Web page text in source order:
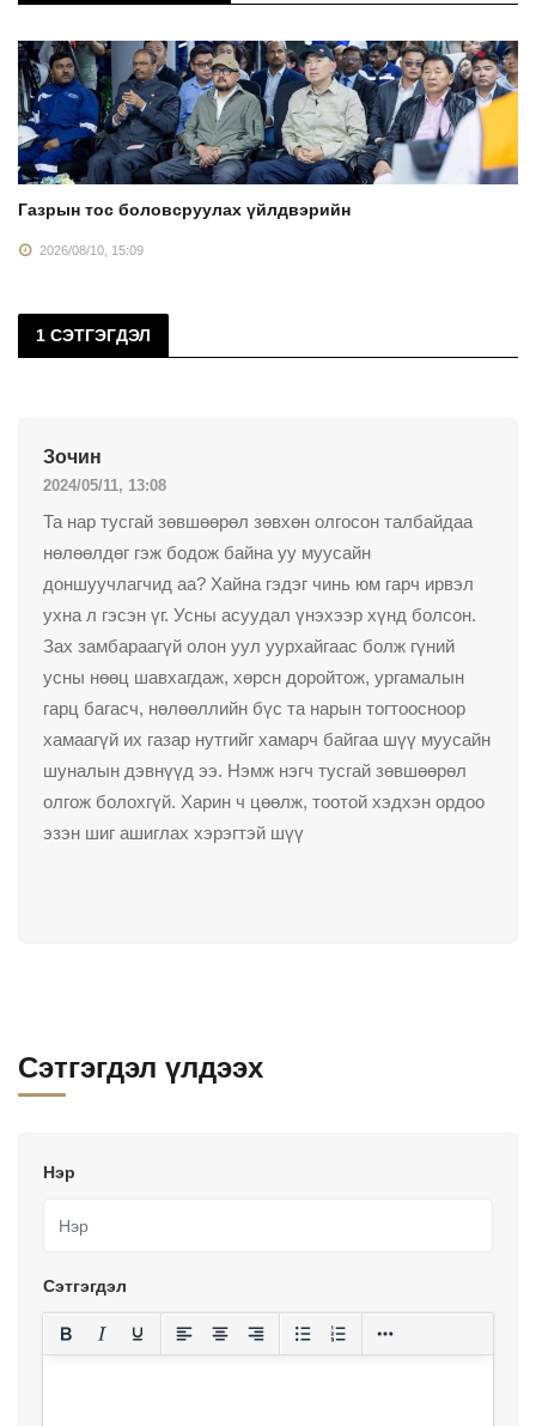
Газрын тос боловсруулах үйлдвэрийн
2026/08/10, 15:09
1 СЭТГЭГДЭЛ
Зочин
2024/05/11, 13:08
Та нар тусгай зөвшөөрөл зөвхөн олгосон талбайдаа
нөлөөлдөг гэж бодож байна уу муусайн
доншуучлагчид аа? Хайна гэдэг чинь юм гарч ирвэл
ухна л гэсэн үг. Усны асуудал үнэхээр хүнд болсон.
Зах замбараагүй олон уул уурхайгаас болж гүний
усны нөөц шавхагдаж, хөрсн доройтож, ургамалын
гарц багасч, нөлөөллийн бүс та нарын тогтоосноор
хамаагүй их газар нутгийг хамарч байгаа шүү муусайн
шуналын дэвнүүд ээ. Нэмж нэгч тусгай зөвшөөрөл
олгож болохгүй. Харин ч цөөлж, тоотой хэдхэн ордоо
эзэн шиг ашиглах хэрэгтэй шүү
Сэтгэгдэл үлдээх
Нэр
Сэтгэгдэл